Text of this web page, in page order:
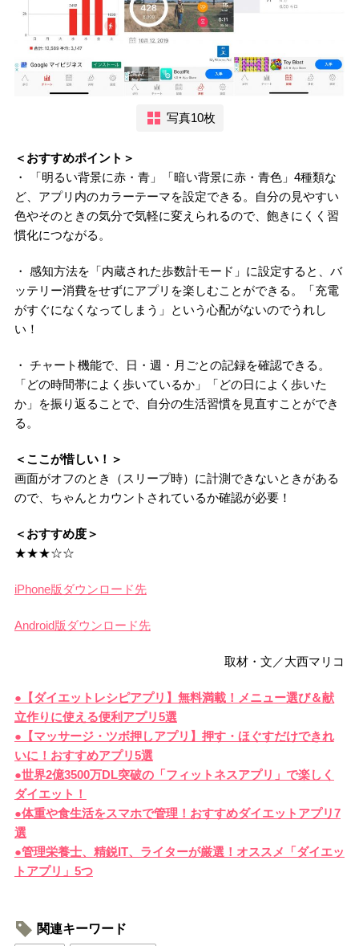
写真10枚
＜おすすめポイント＞
・ 「明るい背景に赤・青」「暗い背景に赤・青色」4種類な
ど、アプリ内のカラーテーマを設定できる。自分の見やすい
色やそのときの気分で気軽に変えられるので、飽きにくく習
慣化につながる。
・ 感知方法を「内蔵された歩数計モード」に設定すると、バ
ッテリー消費をせずにアプリを楽しむことができる。「充電
がすぐになくなってしまう」という心配がないのでうれし
い！
・ チャート機能で、日・週・月ごとの記録を確認できる。
「どの時間帯によく歩いているか」「どの日によく歩いた
か」を振り返ることで、自分の生活習慣を見直すことができ
る。
＜ここが惜しい！＞
画面がオフのとき（スリープ時）に計測できないときがある
ので、ちゃんとカウントされているか確認が必要！
＜おすすめ度＞
★★★☆☆
iPhone版ダウンロード先
Android版ダウンロード先
取材・文／大西マリコ
●【ダイエットレシピアプリ】無料満載！メニュー選び＆献
立作りに使える便利アプリ5選
●【マッサージ・ツボ押しアプリ】押す・ほぐすだけできれ
いに！おすすめアプリ5選
●世界2億3500万DL突破の「フィットネスアプリ」で楽しく
ダイエット！
●体重や食生活をスマホで管理！おすすめダイエットアプリ7
選
●管理栄養士、精鋭IT、ライターが厳選！オススメ「ダイエッ
トアプリ」5つ
関連キーワード